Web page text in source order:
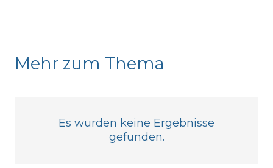
Mehr zum Thema
Es wurden keine Ergebnisse
gefunden.